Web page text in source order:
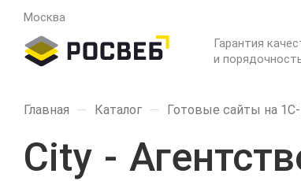
Москва
Гарантия
и
Главная — Каталог — Готовые сайты на
City -